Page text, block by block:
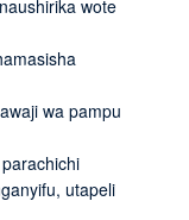
wote
wa pampu
utapeli